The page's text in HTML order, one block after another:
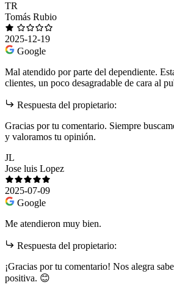
TR
Tomás Rubio
2025-12-19
Google
Mal atendido por parte del dependiente.
clientes, un poco desagradable de cara al
Respuesta del propietario:
Gracias por tu comentario. Siempre
y valoramos tu opinión.
JL
Jose luis Lopez
2025-07-09
Google
Me atendieron muy bien.
Respuesta del propietario:
¡Gracias por tu comentario! Nos alegra
positiva. 😊